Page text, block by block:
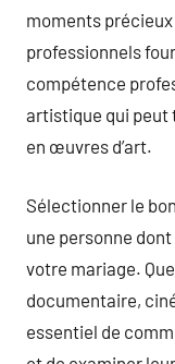
moments
professionnels
compétence
artistique qui peut
en œuvres d’art.
Sélectionner le
une personne
votre mariage.
documentaire,
essentiel de